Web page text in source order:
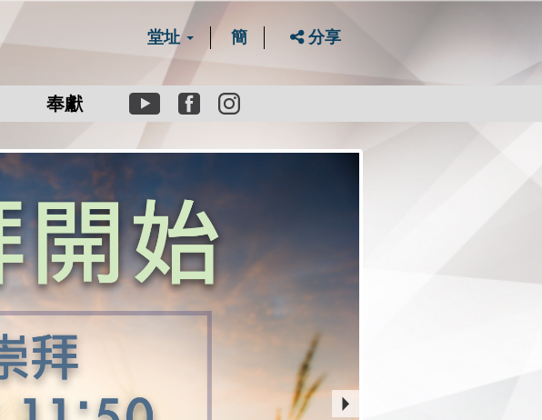
堂址 簡 分享
奉獻
YoutubeFacebook